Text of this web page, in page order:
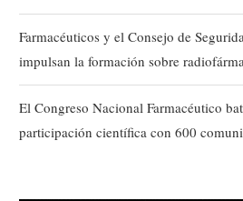
Farmacéuticos y el Consejo de
impulsan la formación sobre
El Congreso Nacional Farmacéutico
participación científica con 600